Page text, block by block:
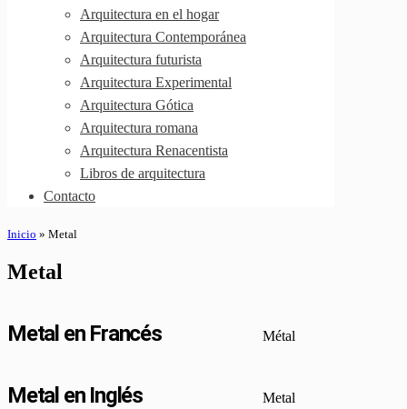
Arquitectura en el hogar
Arquitectura Contemporánea
Arquitectura futurista
Arquitectura Experimental
Arquitectura Gótica
Arquitectura romana
Arquitectura Renacentista
Libros de arquitectura
Contacto
Inicio » Metal
Metal
Metal en Francés Métal
Metal en Inglés Metal